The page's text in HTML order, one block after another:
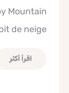
Mountain
de neige
اقرأ أكثر